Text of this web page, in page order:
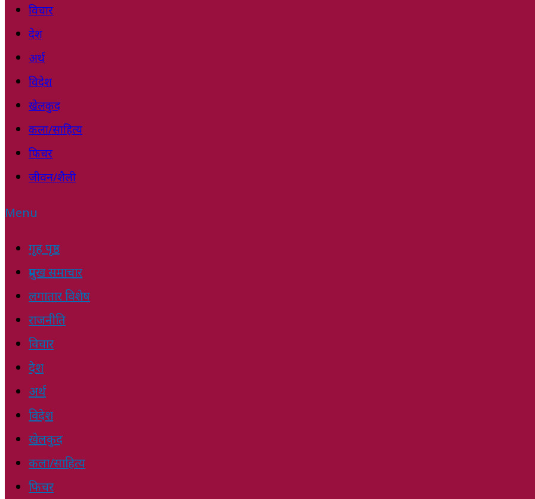
विचार
देश
अर्थ
विदेश
खेलकुद
कला/साहित्य
फिचर
जीवन/शैली
Menu
गृह पृष्ठ
प्रमुख समाचार
लगातार विशेष
राजनीति
विचार
देश
अर्थ
विदेश
खेलकुद
कला/साहित्य
फिचर